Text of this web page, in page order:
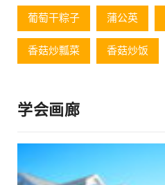
葡萄⼲粽⼦ 蒲公英
香菇炒瓢菜 香菇炒饭
学会画廊